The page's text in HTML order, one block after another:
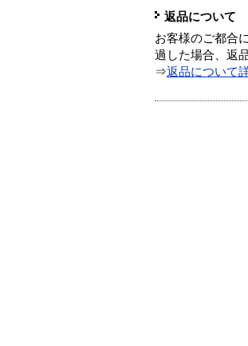
返品について
お客様のご都合
過した場合、返
⇒返品について